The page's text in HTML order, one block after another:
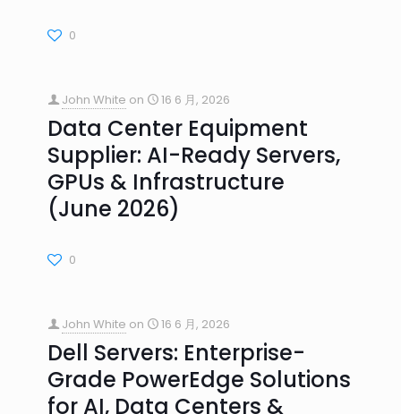
0
John White on 16 6 月, 2026
Data Center Equipment
Supplier: AI-Ready Servers,
GPUs & Infrastructure
(June 2026)
0
John White on 16 6 月, 2026
Dell Servers: Enterprise-
Grade PowerEdge Solutions
for AI, Data Centers &